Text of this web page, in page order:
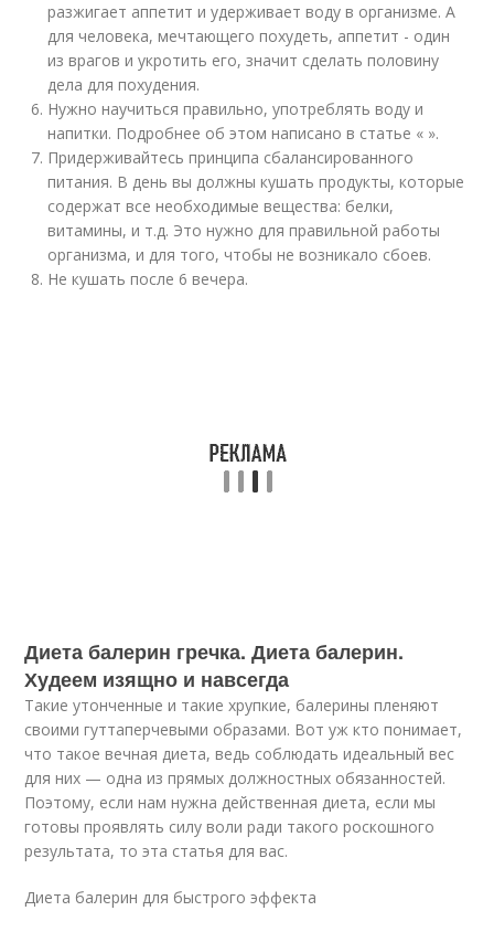
разжигает аппетит и удерживает воду в организме. А
для человека, мечтающего похудеть, аппетит - один
из врагов и укротить его, значит сделать половину
дела для похудения.
Нужно научиться правильно, употреблять воду и
напитки. Подробнее об этом написано в статье « ».
Придерживайтесь принципа сбалансированного
питания. В день вы должны кушать продукты, которые
содержат все необходимые вещества: белки,
витамины, и т.д. Это нужно для правильной работы
организма, и для того, чтобы не возникало сбоев.
Не кушать после 6 вечера.
Диета балерин гречка. Диета балерин.
Худеем изящно и навсегда
Такие утонченные и такие хрупкие, балерины пленяют
своими гуттаперчевыми образами. Вот уж кто понимает,
что такое вечная диета, ведь соблюдать идеальный вес
для них — одна из прямых должностных обязанностей.
Поэтому, если нам нужна действенная диета, если мы
готовы проявлять силу воли ради такого роскошного
результата, то эта статья для вас.
Диета балерин для быстрого эффекта